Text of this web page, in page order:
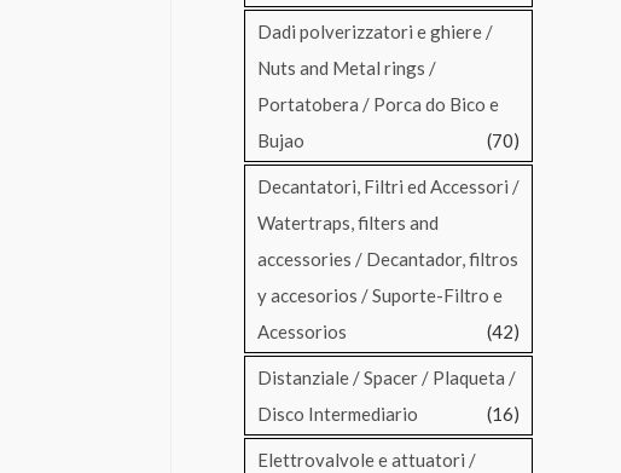
Dadi polverizzatori e ghiere /
Nuts and Metal rings /
Portatobera / Porca do Bico e
Bujao
(70)
Decantatori, Filtri ed Accessori /
Watertraps, filters and
accessories / Decantador, filtros
y accesorios / Suporte-Filtro e
Acessorios
(42)
Distanziale / Spacer / Plaqueta /
Disco Intermediario
(16)
Elettrovalvole e attuatori /